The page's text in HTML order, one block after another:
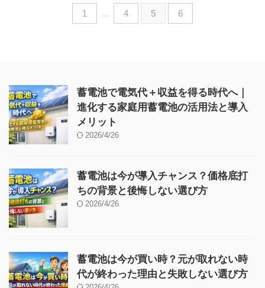
1 … 4 5 6
蓄電池で電気代＋収益を得る時代へ｜
進化する家庭用蓄電池の活用法と導入
メリット
2026/4/26
蓄電池は今が導入チャンス？価格底打
ちの背景と後悔しない選び方
2026/4/26
蓄電池は今が買い時？元が取れない時
代が終わった理由と失敗しない選び方